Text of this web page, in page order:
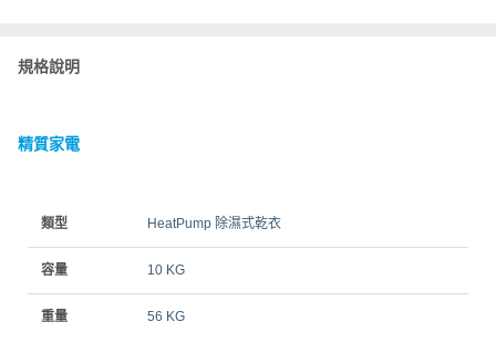
規格說明
精質家電
類型 HeatPump 除濕式乾衣
容量 10 KG
重量 56 KG